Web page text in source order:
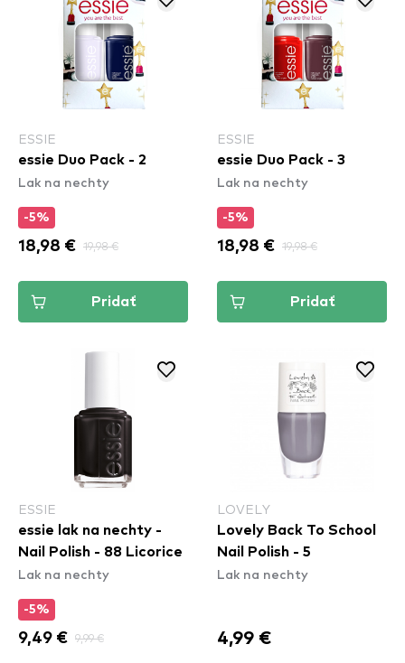
ESSIE
essie Duo Pack - 2
Lak na nechty
-5%
18,98 € 19,98 €
Pridať
ESSIE
essie Duo Pack - 3
Lak na nechty
-5%
18,98 € 19,98 €
Pridať
ESSIE
essie lak na nechty -
Nail Polish - 88 Licorice
Lak na nechty
-5%
9,49 € 9,99 €
LOVELY
Lovely Back To School
Nail Polish - 5
Lak na nechty
4,99 €